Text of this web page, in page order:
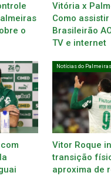
o
Vitória x
Como assistir
Brasileirão
TV e internet
Notícias do Palmeiras
Vitor Roque
transição
aproxima de